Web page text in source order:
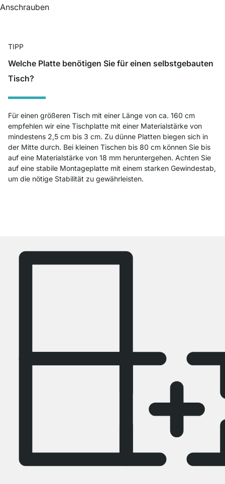
TIPP
Welche Platte benötigen Sie für einen selbstgebauten
Tisch?
Für einen größeren Tisch mit einer Länge von ca. 160 cm
empfehlen wir eine Tischplatte mit einer Materialstärke von
mindestens 2,5 cm bis 3 cm. Zu dünne Platten biegen sich in
der Mitte durch. Bei kleinen Tischen bis 80 cm können Sie bis
auf eine Materialstärke von 18 mm heruntergehen. Achten Sie
auf eine stabile Montageplatte mit einem starken Gewindestab,
um die nötige Stabilität zu gewährleisten.